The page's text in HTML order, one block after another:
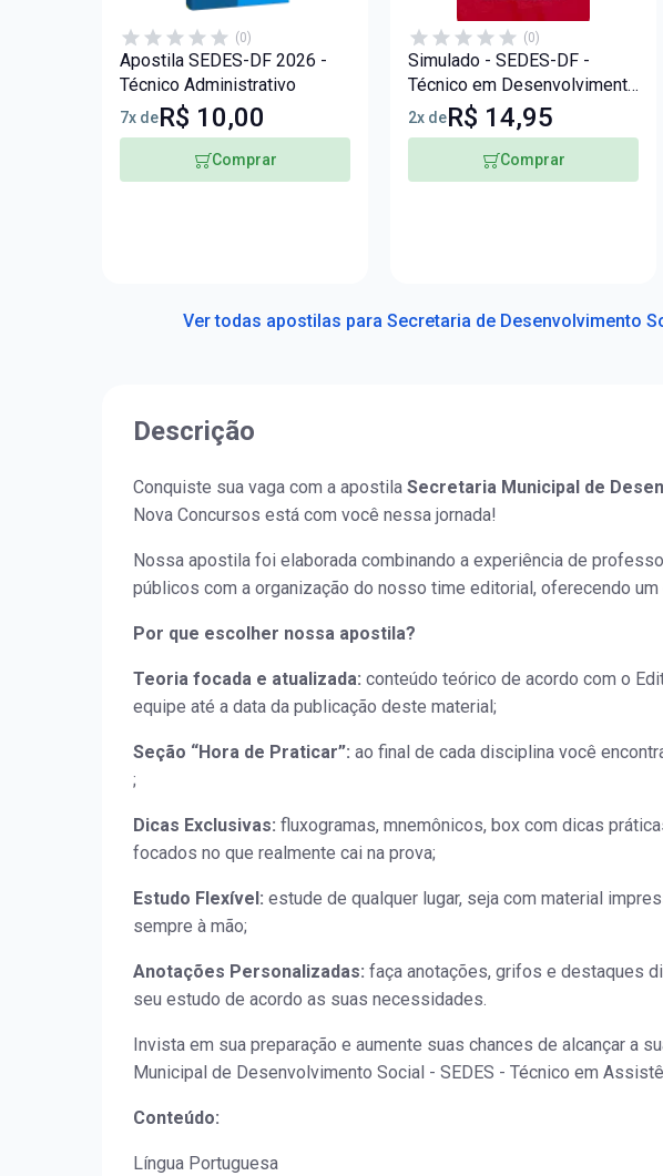
(0)
Apostila SEDES-DF 2026 -
Técnico Administrativo
7x deR$ 10,00
Comprar
(0)
Simulado - SEDES-DF -
Técnico em Desenvolvimento
e Assistência Social -
Técnico Administrativo
2x deR$ 14,95
Comprar
Ver todas apostilas para Secretaria de Desenvolvimento
Descrição
Conquiste sua vaga com a apostila Secretaria Municipal de
Nova Concursos está com você nessa jornada!
Nossa apostila foi elaborada combinando a experiência de
públicos com a organização do nosso time editorial, oferecendo
Por que escolher nossa apostila?
Teoria focada e atualizada: conteúdo teórico de acordo com o
equipe até a data da publicação deste material;
Seção “Hora de Praticar”: ao final de cada disciplina você
;
Dicas Exclusivas: fluxogramas, mnemônicos, box com dicas
focados no que realmente cai na prova;
Estudo Flexível: estude de qualquer lugar, seja com material
sempre à mão;
Anotações Personalizadas: faça anotações, grifos e destaques
seu estudo de acordo as suas necessidades.
Invista em sua preparação e aumente suas chances de alcançar a
Municipal de Desenvolvimento Social - SEDES - Técnico em
Conteúdo:
Língua Portuguesa